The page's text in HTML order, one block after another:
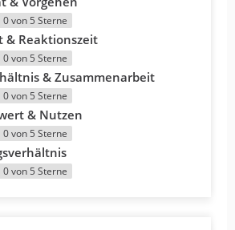
0 von 5 Sterne
& Reaktionszeit
0 von 5 Sterne
& Zusammenarbeit
0 von 5 Sterne
& Nutzen
0 von 5 Sterne
0 von 5 Sterne